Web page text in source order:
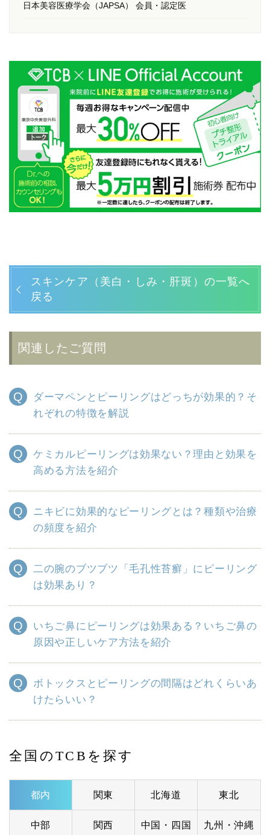
日本美容医療学会（JAPSA） 会員・認定医
スキンケア（美白・しみ・肝斑）の一覧へ
戻る
関連したご質問
ダーマペンとピーリングはどっちが効果的？そ
れぞれの特徴を解説
ケミカルピーリングは効果ない？理由と効果を
高める方法を紹介
ニキビに効果的なピーリングとは？種類や治療
の頻度を紹介
二の腕のブツブツ「毛孔性苔癬」にピーリング
は効果あり？
いちご鼻にピーリングは効果ある？いちご鼻の
原因や正しいケア方法を紹介
ボトックスとピーリングの間隔はどれくらいあ
けたらいい？
全国のTCBを探す
都内 関東 北海道 東北
中部 関西 中国・四国 九州・沖縄